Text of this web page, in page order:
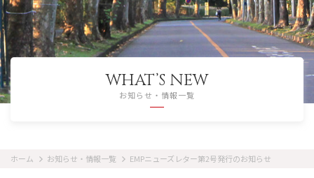
WHAT’S NEW
お知らせ・情報一覧
ホーム お知らせ・情報一覧 EMPニューズレター第2号発行のお知らせ